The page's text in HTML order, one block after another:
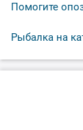
Помогите
Рыбалка на